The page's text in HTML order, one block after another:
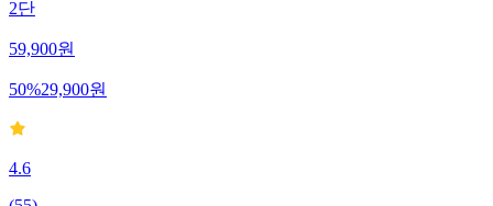
2단
59,900원
50%29,900원
4.6